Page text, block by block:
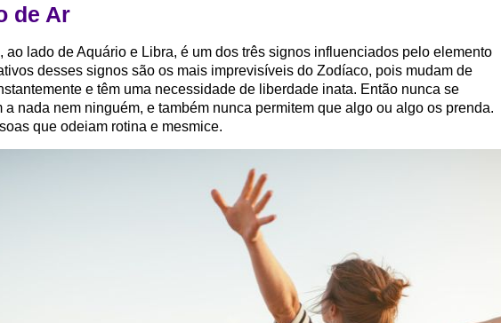
de Ar
ao lado de Aquário e Libra, é um dos três signos influenciados pelo elemento
desses signos são os mais imprevisíveis do Zodíaco, pois mudam de
e têm uma necessidade de liberdade inata. Então nunca se
a nada nem ninguém, e também nunca permitem que algo ou algo os prenda.
que odeiam rotina e mesmice.